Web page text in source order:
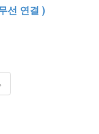
선 연결 )